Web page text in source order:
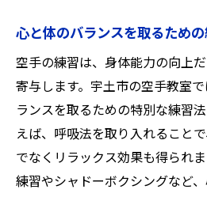
空手を通じた心の平穏
心の強さを育むための
宇土市の空手教室で初心
のプロセス
初めての昇級試験への
失敗から学ぶ空手の教
空手を通した自己評価
心と体のバランスを取るため
空手の練習は、身体能力の向上
寄与します。宇土市の空手教室
ランスを取るための特別な練習
えば、呼吸法を取り入れること
でなくリラックス効果も得られ
練習やシャドーボクシングなど